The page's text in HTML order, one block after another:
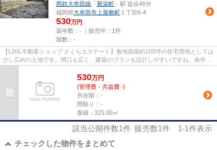
西鉄大牟田線 「 新栄町 」駅 徒歩46分
福岡県大牟田市上屋敷町 １丁目6-4
530万円
築年数：- ｜販売中： 1件
階数：-
【LIXIL不動産ショップ さくらエステート】敷地面積約100坪の住宅用地としては
少し広めの土地です。間口も広く、建築のプランも設計しやすいですね。条件付
530万円
(管理費・共益費 -)
所在階：-
間取り：-
面積：325.00㎡
該当公開件数1件 販売数1件 1-1件表示
チェックした物件をまとめて